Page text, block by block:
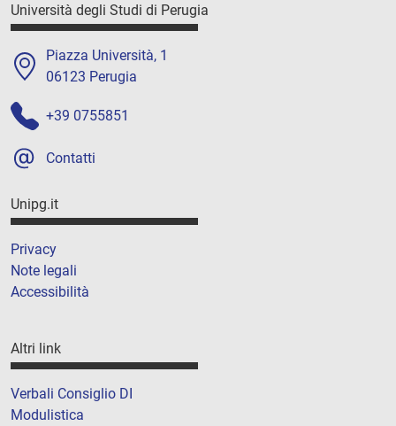
Università degli Studi di Perugia
Piazza Università, 1
06123 Perugia
+39 0755851
Contatti
Unipg.it
Privacy
Note legali
Accessibilità
Altri link
Verbali Consiglio DI
Modulistica